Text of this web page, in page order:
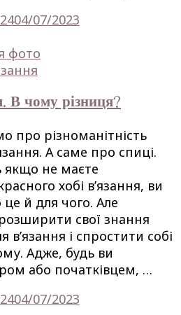
04/07/2023
В чому різниця?
про різноманітність
А саме про спиці.
якщо не маєте
хобі в’язання, ви
й для чого. Але
свої знання
і спростити собі
Адже, будь ви
або початківцем, …
04/07/2023